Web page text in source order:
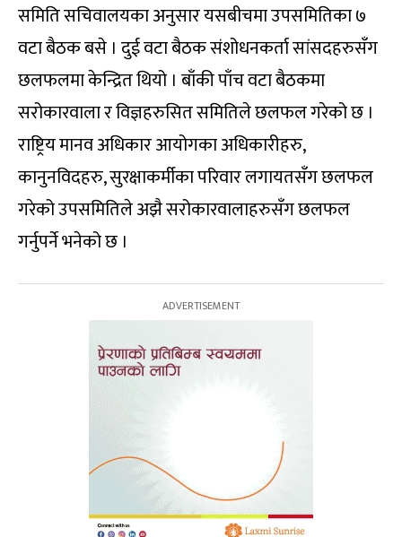
समिति सचिवालयका अनुसार यसबीचमा उपसमितिका ७
वटा बैठक बसे । दुई वटा बैठक संशोधनकर्ता सांसदहरुसँग
छलफलमा केन्द्रित थियो । बाँकी पाँच वटा बैठकमा
सरोकारवाला र विज्ञहरुसित समितिले छलफल गरेको छ ।
राष्ट्रिय मानव अधिकार आयोगका अधिकारीहरु,
कानुनविदहरु, सुरक्षाकर्मीका परिवार लगायतसँग छलफल
गरेको उपसमितिले अझै सरोकारवालाहरुसँग छलफल
गर्नुपर्ने भनेको छ ।